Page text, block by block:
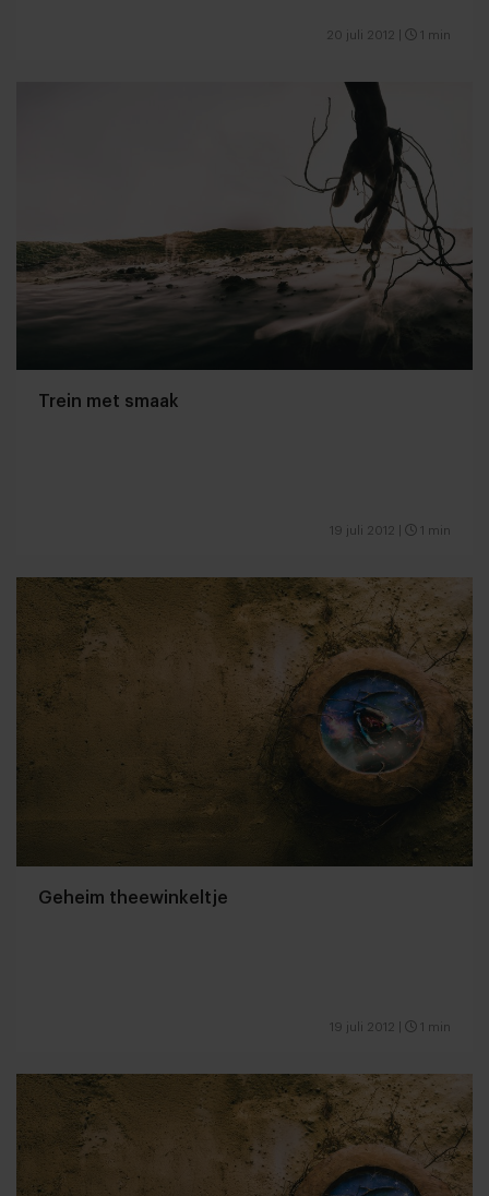
20 juli 2012 1 min
Trein met smaak
19 juli 2012 1 min
Geheim theewinkeltje
19 juli 2012 1 min